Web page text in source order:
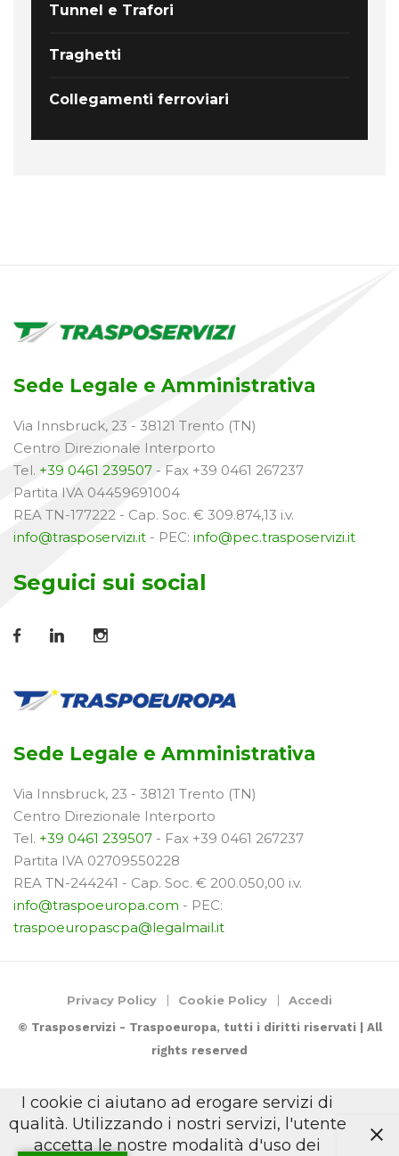
Tunnel e Trafori
Traghetti
Collegamenti ferroviari
Sede Legale e Amministrativa
Via Innsbruck, 23 - 38121 Trento (TN)
Centro Direzionale Interporto
Tel. +39 0461 239507 - Fax +39 0461 267237
Partita IVA 04459691004
REA TN-177222 - Cap. Soc. € 309.874,13 i.v.
info@trasposervizi.it - PEC: info@pec.trasposervizi.it
Seguici sui social
Sede Legale e Amministrativa
Via Innsbruck, 23 - 38121 Trento (TN)
Centro Direzionale Interporto
Tel. +39 0461 239507 - Fax +39 0461 267237
Partita IVA 02709550228
REA TN-244241 - Cap. Soc. € 200.050,00 i.v.
info@traspoeuropa.com - PEC:
traspoeuropascpa@legalmail.it
Privacy Policy Cookie Policy Accedi
© Trasposervizi - Traspoeuropa, tutti i diritti riservati | All
rights reserved
I cookie ci aiutano ad erogare servizi di
qualità. Utilizzando i nostri servizi, l'utente
accetta le nostre modalità d'uso dei